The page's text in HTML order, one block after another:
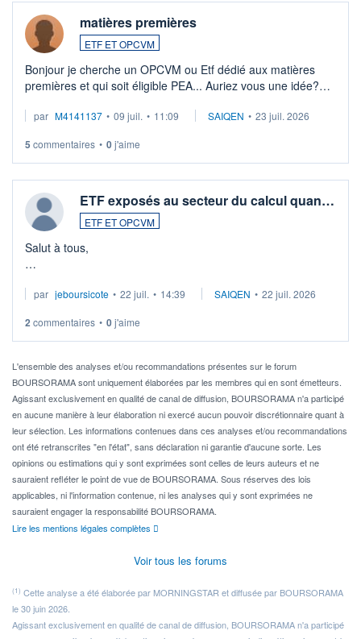
matières premières
ETF ET OPCVM
Bonjour je cherche un OPCVM ou Etf dédié aux matières
premières et qui soit éligible PEA... Auriez vous une idée?
par M4141137 • 09 juil. • 11:09 SAIQEN • 23 juil. 2026
5 commentaires • 0j'aime
ETF exposés au secteur du calcul quan…
ETF ET OPCVM
Salut à tous,
via un ETF plutôt que des actions individuelles.
Idéalement, je voudrais qu'il soit éligible au PEA.
Pour l' ...
par jeboursicote • 22 juil. • 14:39 SAIQEN • 22 juil. 2026
2 commentaires • 0j'aime
L'ensemble des analyses et/ou recommandations présentes sur le forum
BOURSORAMA sont uniquement élaborées par les membres qui en sont émetteurs.
Agissant exclusivement en qualité de canal de diffusion, BOURSORAMA n'a participé
en aucune manière à leur élaboration ni exercé aucun pouvoir discrétionnaire quant à
leur sélection. Les informations contenues dans ces analyses et/ou recommandations
ont été retranscrites "en l'état", sans déclaration ni garantie d'aucune sorte. Les
opinions ou estimations qui y sont exprimées sont celles de leurs auteurs et ne
sauraient refléter le point de vue de BOURSORAMA. Sous réserves des lois
applicables, ni l'information contenue, ni les analyses qui y sont exprimées ne
sauraient engager la responsabilité BOURSORAMA.
Lire les mentions légales complètes
Voir tous les forums
(1) Cette analyse a été élaborée par MORNINGSTAR et diffusée par BOURSORAMA
le 30 juin 2026.
Agissant exclusivement en qualité de canal de diffusion, BOURSORAMA n'a participé